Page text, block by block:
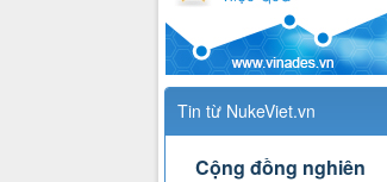
Tin từ NukeViet.vn
Cộng đồng nghiên